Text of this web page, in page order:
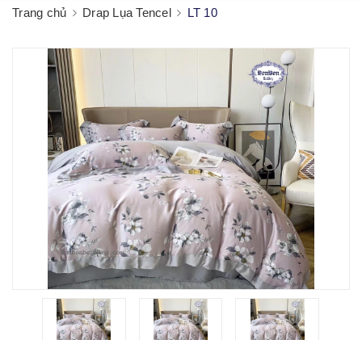
Trang chủ Drap Lụa Tencel LT 10